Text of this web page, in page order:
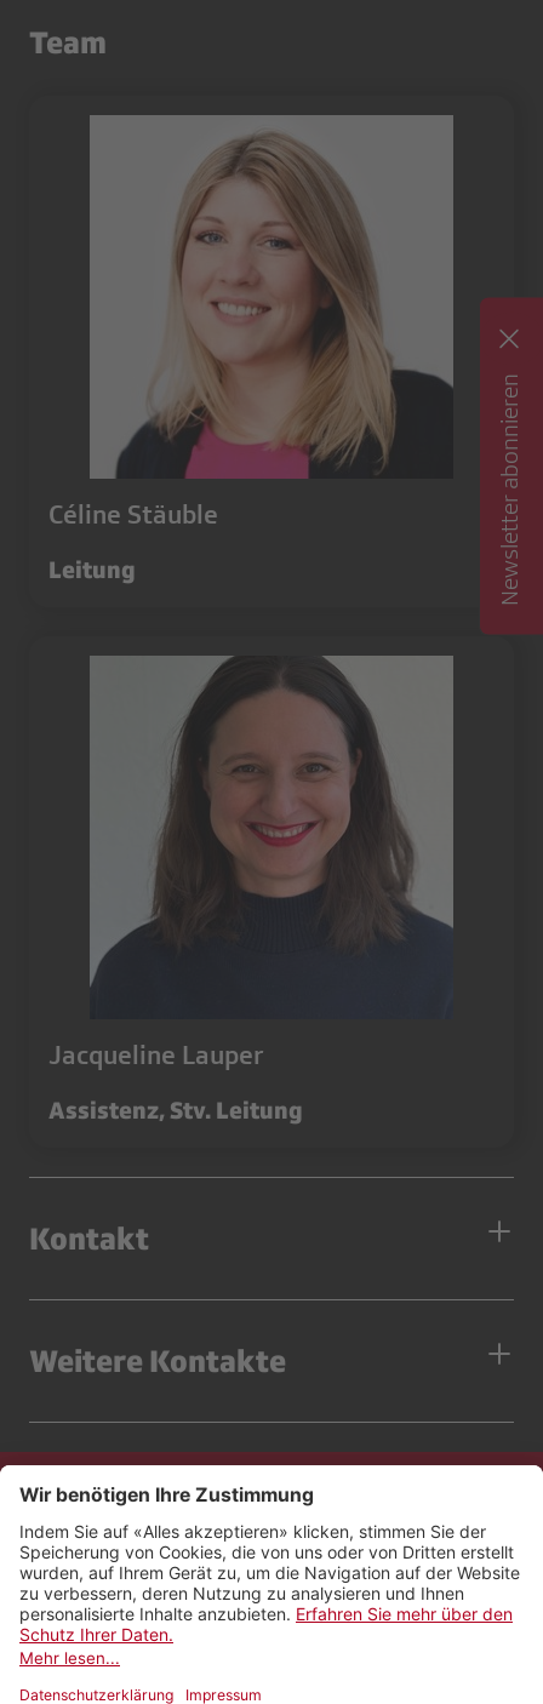
Team
Céline Stäuble
Leitung
Jacqueline Lauper
Assistenz, Stv. Leitung
Kontakt
Weitere Kontakte
Newsletter abonnieren
Kontakt
Impressum
Rechtliches
Netiquette